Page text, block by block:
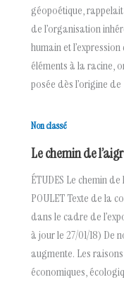
géopoétique, rappelait
de l’organisation
humain et
éléments à la racine,
posée dès l’origine de
Non classé
Le chemin de
ÉTUDES Le chemin
POULET Texte de la
dans le cadre de
à jour le 27/01/18) De
augmente. Les
économiques,